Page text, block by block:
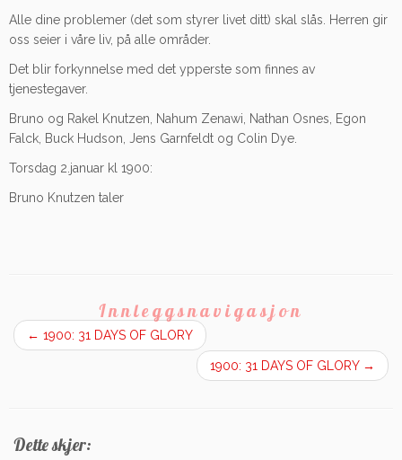
Alle dine problemer (det som styrer livet ditt) skal slås. Herren gir
oss seier i våre liv, på alle områder.
Det blir forkynnelse med det ypperste som finnes av
tjenestegaver.
Bruno og Rakel Knutzen, Nahum Zenawi, Nathan Osnes, Egon
Falck, Buck Hudson, Jens Garnfeldt og Colin Dye.
Torsdag 2.januar kl 1900:
Bruno Knutzen taler
Innleggsnavigasjon
← 1900: 31 DAYS OF GLORY
1900: 31 DAYS OF GLORY →
Dette skjer: